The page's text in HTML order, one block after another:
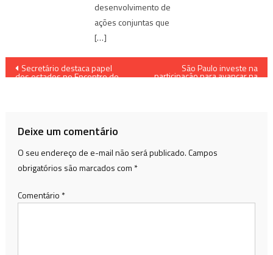
desenvolvimento de
ações conjuntas que
[…]
Navegação
Secretário destaca papel
dos estados no Encontro do
São Paulo investe na
participação para avançar na
Deixe um comentário
O seu endereço de e-mail não será publicado.Campos
obrigatórios são marcados com *
Comentário *